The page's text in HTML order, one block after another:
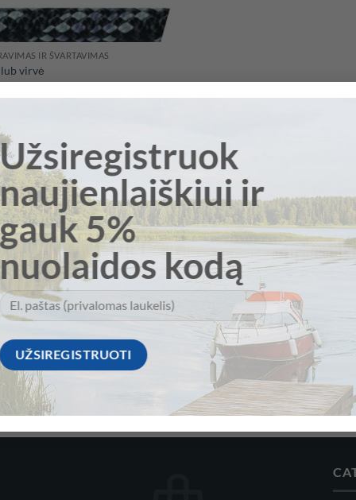
Užsiregistruok
naujienlaiškiui ir
gauk 5%
nuolaidos kodą
IR ŠVARTAVIMAS
virvė
€–2079,00€Price
range: